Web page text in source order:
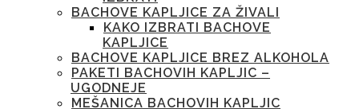
BACHOVE KAPLJICE ZA ŽIVALI
KAKO IZBRATI BACHOVE
KAPLJICE
BACHOVE KAPLJICE BREZ ALKOHOLA
PAKETI BACHOVIH KAPLJIC –
UGODNEJE
MEŠANICA BACHOVIH KAPLJIC